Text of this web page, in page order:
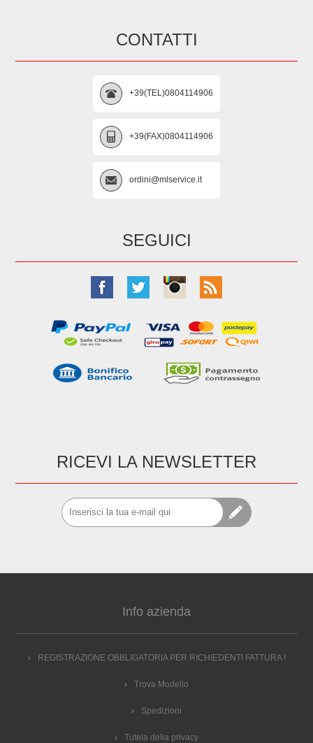
CONTATTI
+39(TEL)0804114906
+39(FAX)0804114906
ordini@mlservice.it
SEGUICI
RICEVI LA NEWSLETTER
Info azienda
REGISTRAZIONE OBBLIGATORIA PER RICHIEDENTI FATTURA !
Trova Modello
Spedizioni
Tutela della privacy